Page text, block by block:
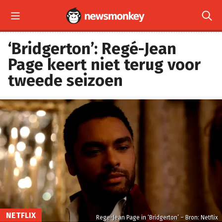
 
‘Bridgerton’: Regé-Jean
Page keert niet terug voor
tweede seizoen
Rege-Jean Page in ‘Bridgerton’ – Bron: Netflix
NETFLIX